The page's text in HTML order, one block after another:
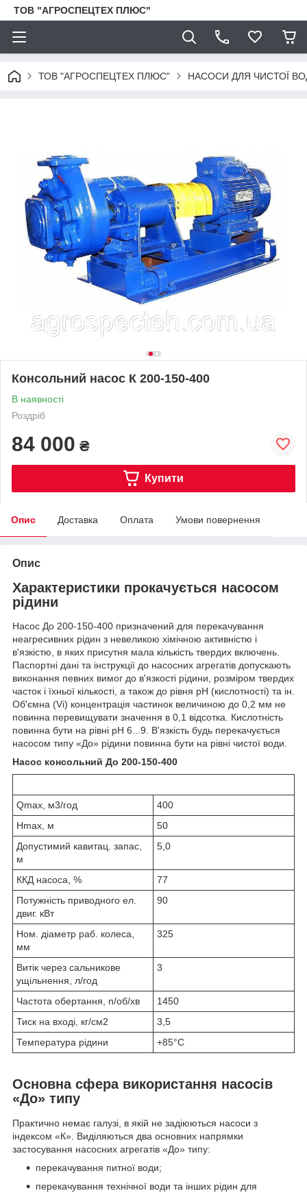
ТОВ "АГРОСПЕЦТЕХ ПЛЮС"
ТОВ "АГРОСПЕЦТЕХ ПЛЮС" НАСОСИ ДЛЯ ЧИСТОЇ
Консольний насос К 200-150-400
В наявності
Роздріб
84 000 ₴
Купити
Опис Доставка Оплата Умови повернення
Опис
Характеристики прокачується насосом
рідини
Насос До 200-150-400 призначений для перекачування
неагресивних рідин з невеликою хімічною активністю і
в'язкістю, в яких присутня мала кількість твердих включень.
Паспортні дані та інструкції до насосних агрегатів допускають
виконання певних вимог до в'язкості рідини, розміром твердих
часток і їхньої кількості, а також до рівня рН (кислотності) та ін.
Об'ємна (Vi) концентрація частинок величиною до 0,2 мм не
повинна перевищувати значення в 0,1 відсотка. Кислотність
повинна бути на рівні рН 6...9. В'язкість будь перекачується
насосом типу «До» рідини повинна бути на рівні чистої води.
Насос консольний До 200-150-400
Qmax, м3/год
400
Hmax, м
50
Допустимий кавитац. запас,
м
5,0
ККД насоса, %
77
Потужність приводного ел.
двиг. кВт
90
Ном. діаметр раб. колеса,
мм
325
Витік через сальникове
ущільнення, л/год
3
Частота обертання, n/об/хв
1450
Тиск на вході, кг/см2
3,5
Температура рідини
+85°С
Основна сфера використання насосів
«До» типу
Практично немає галузі, в якій не задіюються насоси з
індексом «К». Виділяються два основних напрямки
застосування насосних агрегатів «До» типу:
перекачування питної води;
перекачування технічної води та інших рідин для